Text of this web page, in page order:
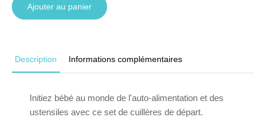
Ajouter au panier
Description Informations complémentaires
Initiez bébé au monde de l'auto-alimentation et des
ustensiles avec ce set de cuillères de départ.